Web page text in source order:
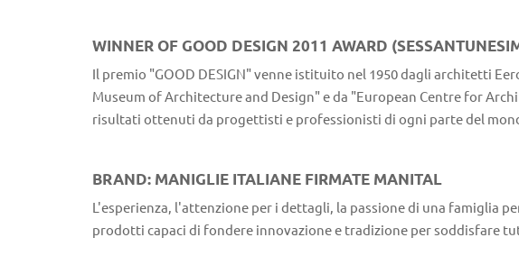
WINNER OF GOOD DESIGN 2011 AWARD
Il premio "GOOD DESIGN" venne istituito nel 1950 dagli architetti
Museum of Architecture and Design" e da "European Centre for
risultati ottenuti da progettisti e professionisti di ogni parte del
BRAND: MANIGLIE ITALIANE FIRMATE MANITAL
L'esperienza, l'attenzione per i dettagli, la passione di una famiglia
prodotti capaci di fondere innovazione e tradizione per soddisfare